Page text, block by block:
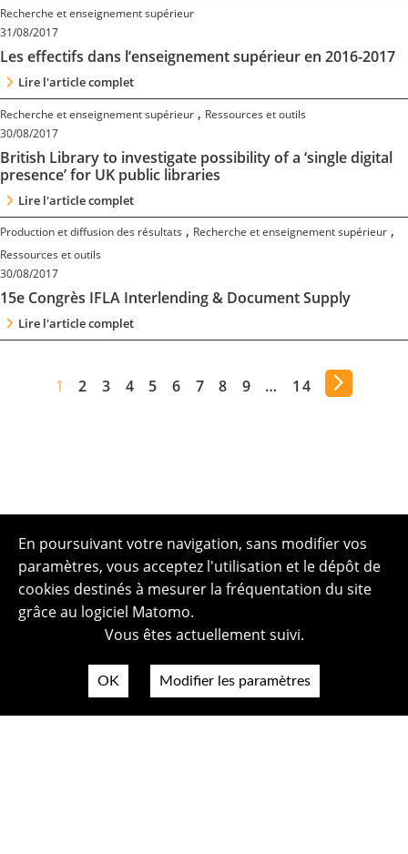
Recherche et enseignement supérieur
31/08/2017
Les effectifs dans l’enseignement supérieur en 2016-2017
Lire l'article complet
Recherche et enseignement supérieur , Ressources et outils
30/08/2017
British Library to investigate possibility of a ‘single digital
presence’ for UK public libraries
Lire l'article complet
Production et diffusion des résultats , Recherche et enseignement supérieur ,
Ressources et outils
30/08/2017
15e Congrès IFLA Interlending & Document Supply
Lire l'article complet
1 2 3 4 5 6 7 8 9 … 14
En poursuivant votre navigation, sans modifier vos
paramètres, vous acceptez l'utilisation et le dépôt de
cookies destinés à mesurer la fréquentation du site
grâce au logiciel Matomo.
Vous êtes actuellement suivi.
OK Modifier les paramètres